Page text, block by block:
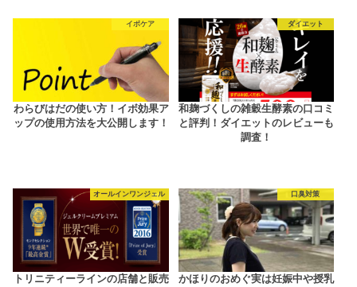
イボケア
わらびはだの使い方！イボ効果ア
ップの使用方法を大公開します！
ダイエット
和麹づくしの雑穀生酵素の口コミ
と評判！ダイエットのレビューも
調査！
オールインワンジェル
トリニティーラインの店舗と販売
口臭対策
かほりのおめぐ実は妊娠中や授乳